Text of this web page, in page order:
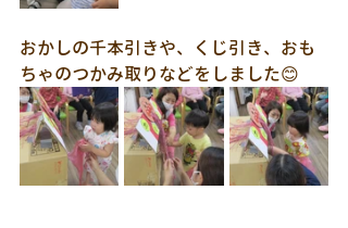
おかしの千本引きや、くじ引き、おも
ちゃのつかみ取りなどをしました😊